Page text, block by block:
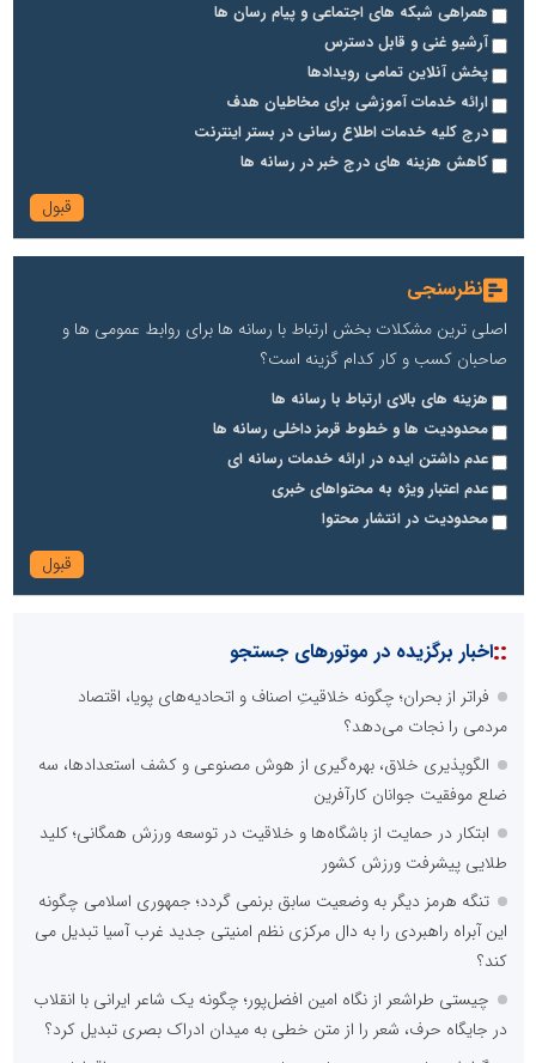
همراهی شبکه های اجتماعی و پیام رسان ها
آرشیو غنی و قابل دسترس
پخش آنلاین تمامی رویدادها
ارائه خدمات آموزشی برای مخاطیان هدف
درج کلیه خدمات اطلاع رسانی در بستر اینترنت
کاهش هزینه های درج خبر در رسانه ها
نظرسنجی
اصلی ترین مشکلات بخش ارتباط با رسانه ها برای روابط عمومی ها و
صاحبان کسب و کار کدام گزینه است؟
هزینه های بالای ارتباط با رسانه ها
محدودیت ها و خطوط قرمز داخلی رسانه ها
عدم داشتن ایده در ارائه خدمات رسانه ای
عدم اعتبار ویژه به محتواهای خبری
محدودیت در انتشار محتوا
::اخبار برگزیده در موتورهای جستجو
فراتر از بحران؛ چگونه خلاقیتِ اصناف و اتحادیه‌های پویا، اقتصاد
مردمی را نجات می‌دهد؟
الگوپذیری خلاق، بهره‌گیری از هوش مصنوعی و کشف استعدادها، سه
ضلع موفقیت جوانان کارآفرین
ابتکار در حمایت از باشگاه‌ها و خلاقیت در توسعه ورزش همگانی؛ کلید
طلایی پیشرفت ورزش کشور
تنگه هرمز دیگر به وضعیت سابق برنمی گردد؛ جمهوری اسلامی چگونه
این آبراه راهبردی را به دال مرکزی نظم امنیتی جدید غرب آسیا تبدیل می
کند؟
چیستی طراشعر از نگاه امین افضل‌پور؛ چگونه یک شاعر ایرانی با انقلاب
در جایگاه حرف، شعر را از متن خطی به میدان ادراک بصری تبدیل کرد؟